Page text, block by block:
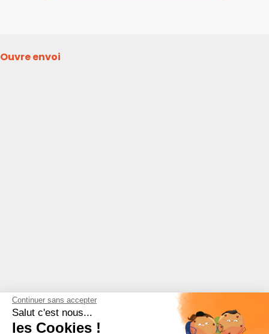
Ouvre envoi
Continuer sans accepter
Salut c'est nous...
les Cookies !